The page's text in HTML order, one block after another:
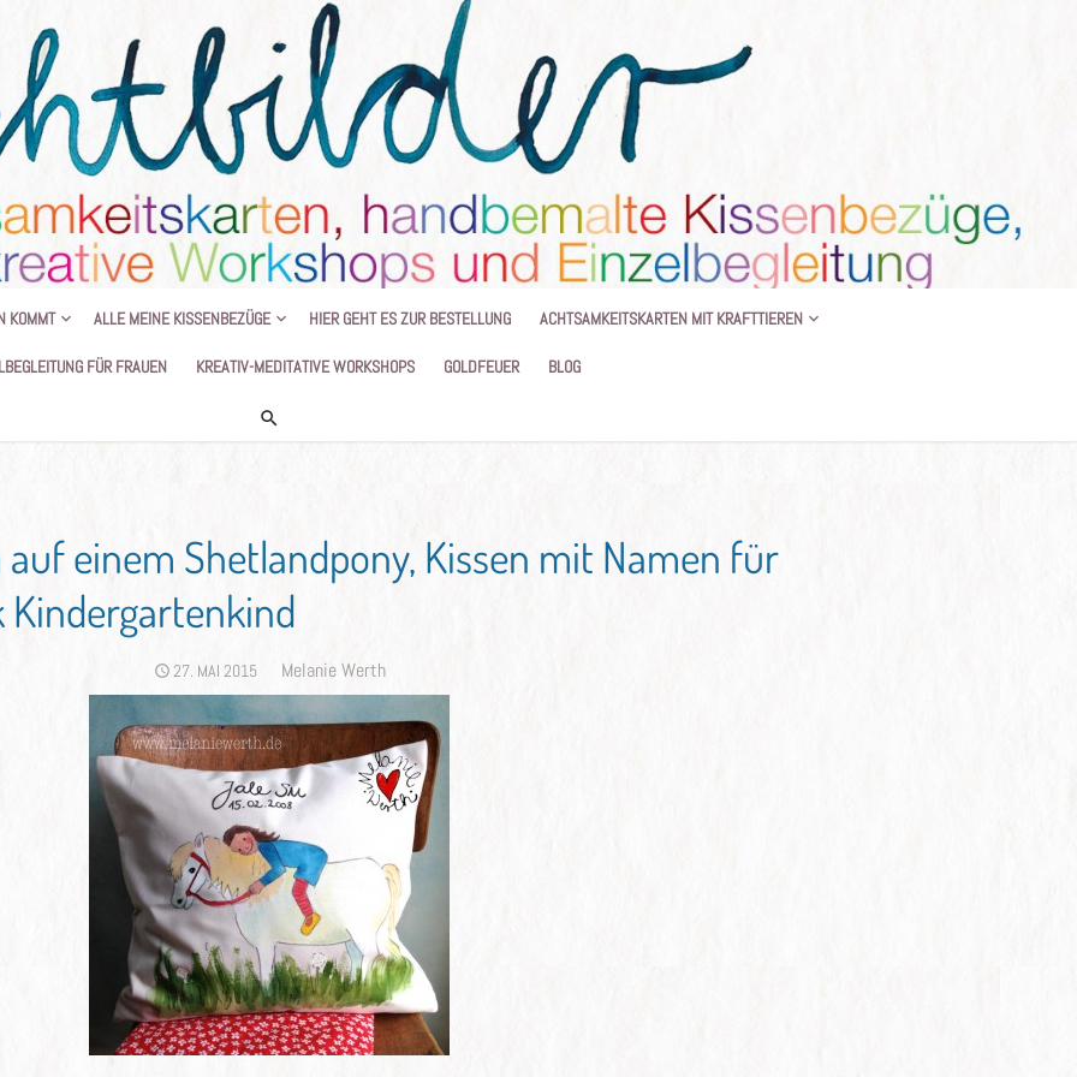
HANDGEMALTE KISSEN UND KREATIVE BEGLEITUNG
KOMMT ALLE MEINE KISSENBEZÜGE HIER GEHT ES ZUR BESTELLUNG ACHTSAMKEITSKARTEN MIT KRAFTTIEREN
FÜR FRAUEN KREATIV-MEDITATIVE WORKSHOPS GOLDFEUER BLOG
auf einem Shetlandpony, Kissen mit Namen für
Kindergartenkind
POSTED
27. MAI 2015 Author
Melanie Werth